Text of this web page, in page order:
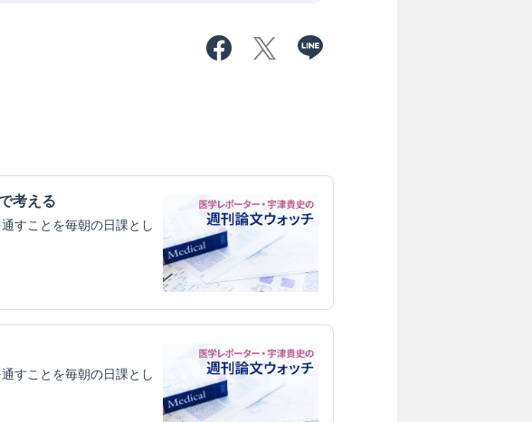
考える
すことを毎朝の日課とし
すことを毎朝の日課とし